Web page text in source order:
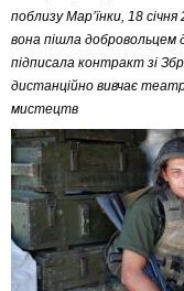
поблизу Мар’їнки, 18
вона пішла добровольцем
підписала контракт зі
дистанційно вивчає театр
мистецтв